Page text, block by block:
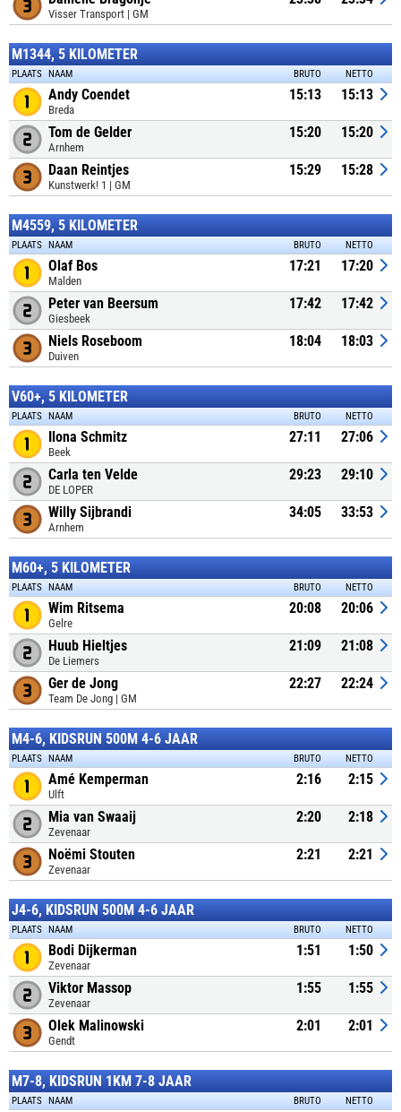
Visser Transport | GM
M1344, 5 KILOMETER
PLAATS NAAM BRUTO NETTO
Andy Coendet
Breda
15:13 15:13
Tom de Gelder
Arnhem
15:20 15:20
Daan Reintjes
Kunstwerk! 1 | GM
15:29 15:28
M4559, 5 KILOMETER
PLAATS NAAM BRUTO NETTO
Olaf Bos
Malden
17:21 17:20
Peter van Beersum
Giesbeek
17:42 17:42
Niels Roseboom
Duiven
18:04 18:03
V60+, 5 KILOMETER
PLAATS NAAM BRUTO NETTO
Ilona Schmitz
Beek
27:11 27:06
Carla ten Velde
DE LOPER
29:23 29:10
Willy Sijbrandi
Arnhem
34:05 33:53
M60+, 5 KILOMETER
PLAATS NAAM BRUTO NETTO
Wim Ritsema
Gelre
20:08 20:06
Huub Hieltjes
De Liemers
21:09 21:08
Ger de Jong
Team De Jong | GM
22:27 22:24
M4-6, KIDSRUN 500M 4-6 JAAR
PLAATS NAAM BRUTO NETTO
Amé Kemperman
Ulft
2:16 2:15
Mia van Swaaij
Zevenaar
2:20 2:18
Noëmi Stouten
Zevenaar
2:21 2:21
J4-6, KIDSRUN 500M 4-6 JAAR
PLAATS NAAM BRUTO NETTO
Bodi Dijkerman
Zevenaar
1:51 1:50
Viktor Massop
Zevenaar
1:55 1:55
Olek Malinowski
Gendt
2:01 2:01
M7-8, KIDSRUN 1KM 7-8 JAAR
PLAATS NAAM BRUTO NETTO